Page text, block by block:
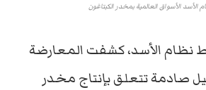
الأسد الأسواق العالمية بمخدر الكبتاغون
الأسد، كشفت المعارضة
صادمة تتعلق بإنتاج مخدر